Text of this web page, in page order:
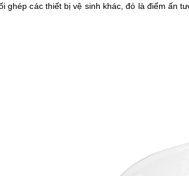
ghép các thiết bị vệ sinh khác, đó là điểm ấn